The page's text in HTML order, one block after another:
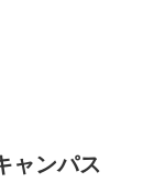
ャンパス